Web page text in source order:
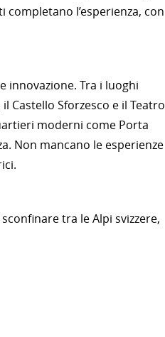
l’esperienza, con
innovazione. Tra i luoghi
Castello Sforzesco e il Teatro
moderni come Porta
Non mancano le esperienze
tra le Alpi svizzere,